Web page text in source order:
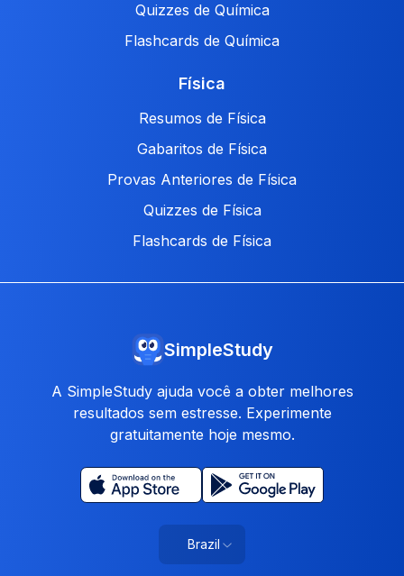
Quizzes de Química
Flashcards de Química
Física
Resumos de Física
Gabaritos de Física
Provas Anteriores de Física
Quizzes de Física
Flashcards de Física
SimpleStudy
A SimpleStudy ajuda você a obter melhores
resultados sem estresse. Experimente
gratuitamente hoje mesmo.
Brazil